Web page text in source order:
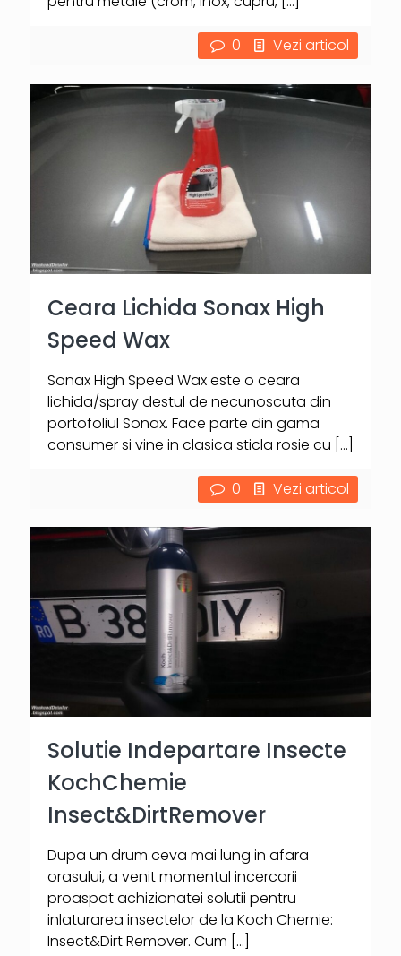
0 Vezi articol
Ceara Lichida Sonax High
Speed Wax
Sonax High Speed Wax este o ceara
lichida/spray destul de necunoscuta din
portofoliul Sonax. Face parte din gama
consumer si vine in clasica sticla rosie cu […]
0 Vezi articol
Solutie Indepartare Insecte
KochChemie
Insect&DirtRemover
Dupa un drum ceva mai lung in afara
orasului, a venit momentul incercarii
proaspat achizionatei solutii pentru
inlaturarea insectelor de la Koch Chemie:
Insect&Dirt Remover. Cum […]